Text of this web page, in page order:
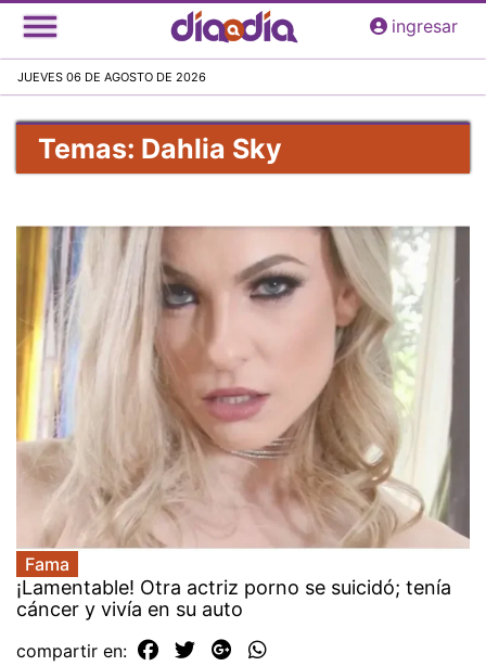
Pasar
al
principal
ingresar
JUEVES 06 DE AGOSTO DE 2026
Temas: Dahlia Sky
Fama
¡Lamentable! Otra actriz porno se suicidó; tenía
cáncer y vivía en su auto
compartir en: